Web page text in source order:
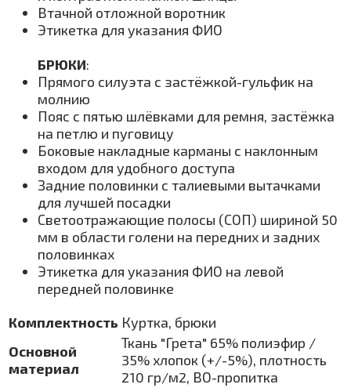
Втачной отложной воротник
Этикетка для указания ФИО
БРЮКИ:
Прямого силуэта с застёжкой-гульфик на
молнию
Пояс с пятью шлёвками для ремня, застёжка
на петлю и пуговицу
Боковые накладные карманы с наклонным
входом для удобного доступа
Задние половинки с талиевыми вытачками
для лучшей посадки
Светоотражающие полосы (СОП) шириной 50
мм в области голени на передних и задних
половинках
Этикетка для указания ФИО на левой
передней половинке
Комплектность Куртка, брюки
Основной
материал
Ткань "Грета" 65% полиэфир /
35% хлопок (+/-5%), плотность
210 гр/м2, ВО-пропитка